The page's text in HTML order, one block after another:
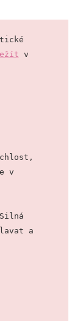
v
v
a